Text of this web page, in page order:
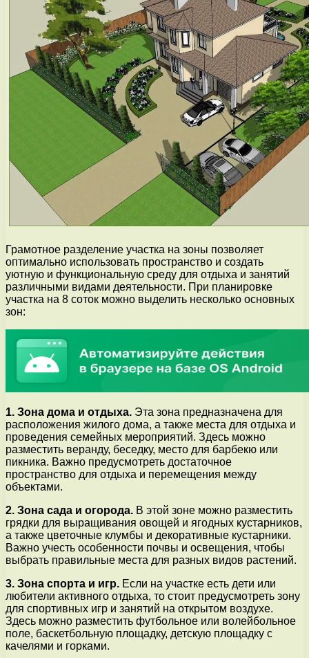
Грамотное разделение участка на зоны позволяет
оптимально использовать пространство и создать
уютную и функциональную среду для отдыха и занятий
различными видами деятельности. При планировке
участка на 8 соток можно выделить несколько основных
зон:
1. Зона дома и отдыха. Эта зона предназначена для
расположения жилого дома, а также места для отдыха и
проведения семейных мероприятий. Здесь можно
разместить веранду, беседку, место для барбекю или
пикника. Важно предусмотреть достаточное
пространство для отдыха и перемещения между
объектами.
2. Зона сада и огорода. В этой зоне можно разместить
грядки для выращивания овощей и ягодных кустарников,
а также цветочные клумбы и декоративные кустарники.
Важно учесть особенности почвы и освещения, чтобы
выбрать правильные места для разных видов растений.
3. Зона спорта и игр. Если на участке есть дети или
любители активного отдыха, то стоит предусмотреть зону
для спортивных игр и занятий на открытом воздухе.
Здесь можно разместить футбольное или волейбольное
поле, баскетбольную площадку, детскую площадку с
качелями и горками.